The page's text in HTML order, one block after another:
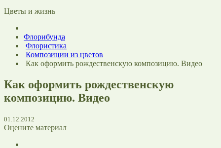
Цветы и жизнь
Флорибунда
Флористика
Композиции из цветов
Как оформить рождественскую композицию. Видео
Как оформить рождественскую
композицию. Видео
01.12.2012
Оцените материал